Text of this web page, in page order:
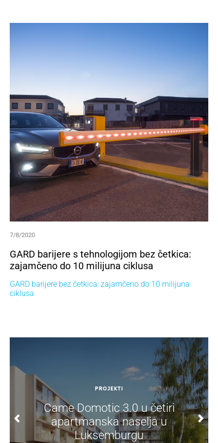
7/8/2020
GARD barijere s tehnologijom bez četkica:
zajamčeno do 10 milijuna ciklusa
GARD barijere bez četkica: zajamčeno do 10 milijuna
ciklusa
PROJEKTI
Came Domotic 3.0 u četiri
apartmanska naselja u
Luksemburgu